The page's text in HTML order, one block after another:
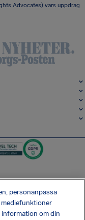
Advocates) vars uppdrag
personanpassa
mediefunktioner
om din